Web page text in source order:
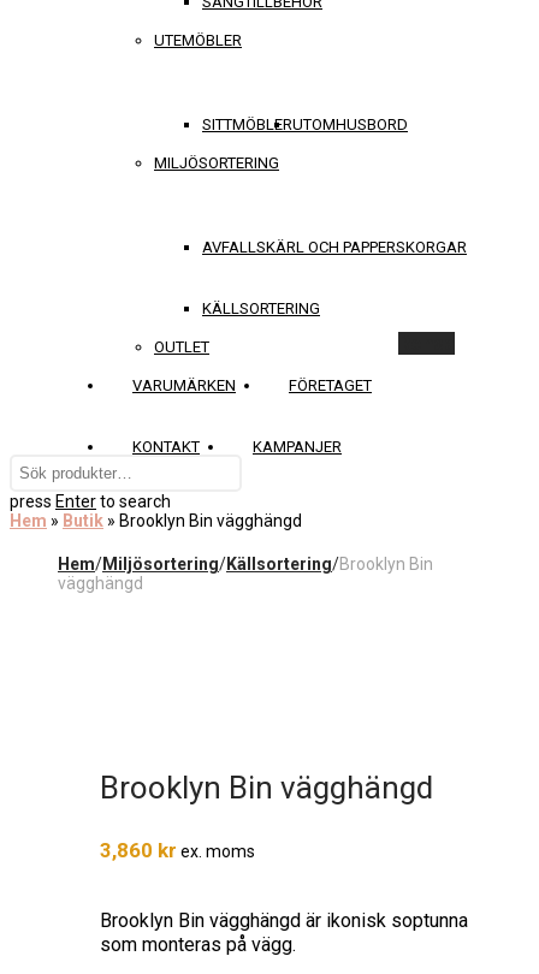
UTEMÖBLER
SITTMÖBLERUTOMHUSBORD
MILJÖSORTERING
AVFALLSKÄRL OCH PAPPERSKORGAR
KÄLLSORTERING
OUTLET
VARUMÄRKEN FÖRETAGET
KONTAKT KAMPANJER
press Enterto search
Hem » Butik » Brooklyn Bin vägghängd
Hem/Miljösortering/Källsortering/Brooklyn Bin
vägghängd
Brooklyn Bin vägghängd
3,860 kr ex. moms
Brooklyn Bin vägghängd är ikonisk soptunna
som monteras på vägg.